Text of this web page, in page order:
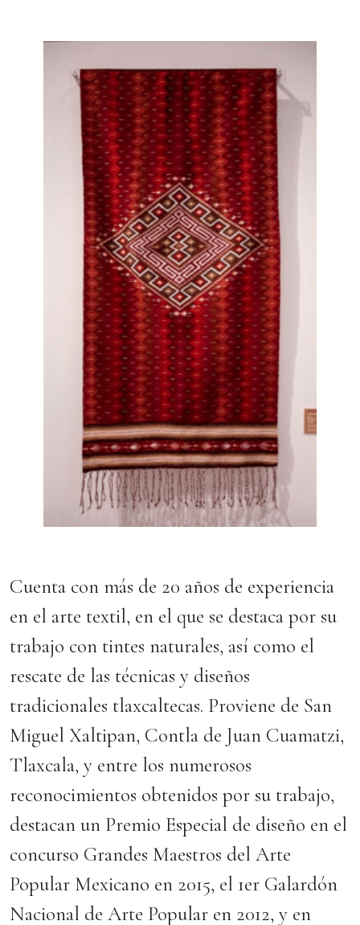
Cuenta con más de 20 años de experiencia
en el arte textil, en el que se destaca por su
trabajo con tintes naturales, así como el
rescate de las técnicas y diseños
tradicionales tlaxcaltecas. Proviene de San
Miguel Xaltipan, Contla de Juan Cuamatzi,
Tlaxcala, y entre los numerosos
reconocimientos obtenidos por su trabajo,
destacan un Premio Especial de diseño en el
concurso Grandes Maestros del Arte
Popular Mexicano en 2015, el 1er Galardón
Nacional de Arte Popular en 2012, y en